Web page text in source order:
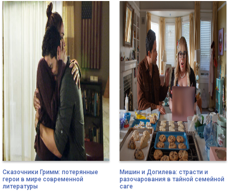
Сказочники Гримм: потерянные
герои в мире современной
литературы
Мишин и Догилева: страсти и
разочарования в тайной семейной
саге